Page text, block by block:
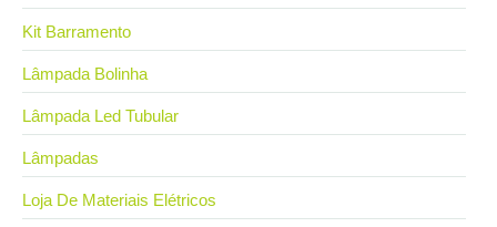
Kit Barramento
Lâmpada Bolinha
Lâmpada Led Tubular
Lâmpadas
Loja De Materiais Elétricos